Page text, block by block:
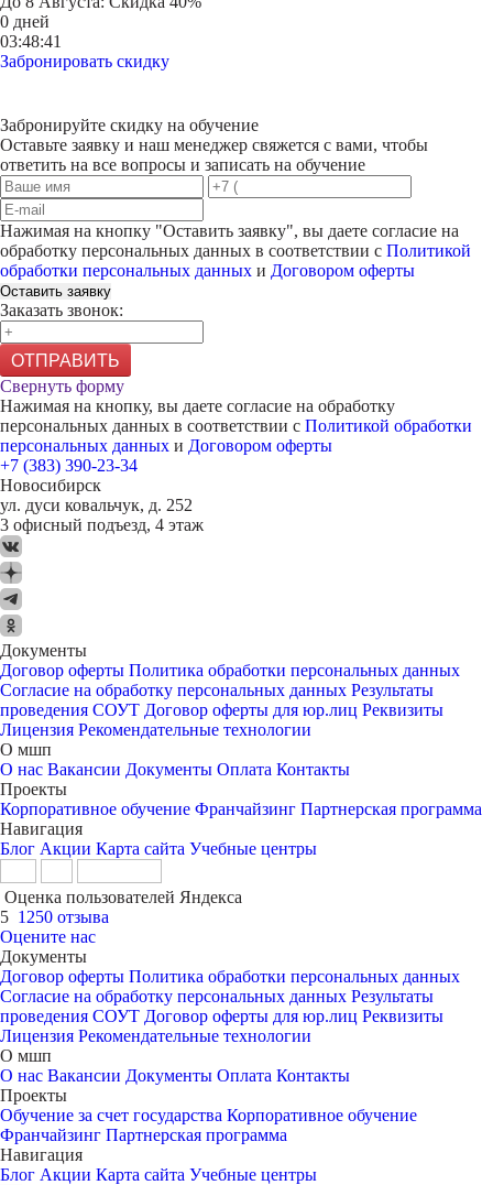
0 дней
03:48:41
Забронировать скидку
Забронируйте скидку на обучение
Оставьте заявку и наш менеджер свяжется с вами, чтобы
ответить на все вопросы и записать на обучение
Нажимая на кнопку "Оставить заявку", вы даете согласие на
обработку персональных данных в соответствии с Политикой
обработки персональных данных и Договором оферты
Оставить заявку
Заказать звонок:
ОТПРАВИТЬ
Свернуть форму
Нажимая на кнопку, вы даете согласие на обработку
персональных данных в соответствии с Политикой обработки
персональных данных и Договором оферты
+7 (383) 390-23-34
Новосибирск
ул. дуси ковальчук, д. 252
3 офисный подъезд, 4 этаж
Документы
Договор оферты Политика обработки персональных данных
Согласие на обработку персональных данных Результаты
проведения СОУТ Договор оферты для юр.лиц Реквизиты
Лицензия Рекомендательные технологии
О мшп
О нас Вакансии Документы Оплата Контакты
Проекты
Корпоративное обучение Франчайзинг Партнерская программа
Навигация
Блог Акции Карта сайта Учебные центры
Оценка пользователей Яндекса
5 1250 отзыва
Оцените нас
Документы
Договор оферты Политика обработки персональных данных
Согласие на обработку персональных данных Результаты
проведения СОУТ Договор оферты для юр.лиц Реквизиты
Лицензия Рекомендательные технологии
О мшп
О нас Вакансии Документы Оплата Контакты
Проекты
Обучение за счет государства Корпоративное обучение
Франчайзинг Партнерская программа
Навигация
Блог Акции Карта сайта Учебные центры